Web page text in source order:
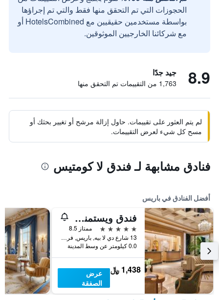
الحجوزات التي تم التحقق منها فقط والتي تم إجراؤها
بواسطة مستخدمين حقيقيين مع HotelsCombined أو
مع شركائنا الخارجيين الموثوقين.
8.9 جيد جدًا
1,763 من التقييمات تم التحقق منها
لم يتم العثور على تقييمات. حاول إزالة مرشح أو تغيير بحثك أو
مسح كل شيء لعرض التقييمات.
فنادق مشابهة لـ فندق لا كومتيس
أفضل الفنادق في باريس
فندق ويستمنستر
5 نجوم
ممتاز 8.5
13 شارع دي لا بيه, باريس, فرنسا
0.0 كيلومتر عن وسط المدينة
1,438 ﷼
عرض
الصفقة